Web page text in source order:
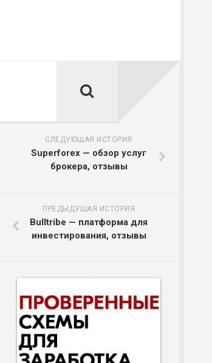
СЛЕДУЮЩАЯ ИСТОРИЯ
Superforex — обзор услуг
брокера, отзывы
ПРЕДЫДУЩАЯ ИСТОРИЯ
Bulltribe — платформа для
инвестирования, отзывы